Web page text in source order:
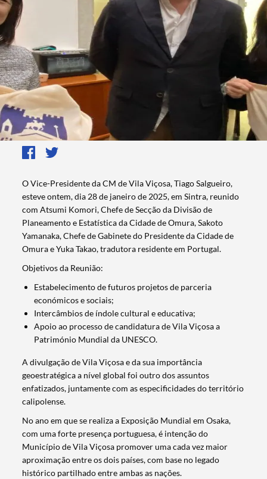
Termo de Pesquisa
O Vice-Presidente da CM de Vila Viçosa, Tiago Salgueiro,
esteve ontem, dia 28 de janeiro de 2025, em Sintra, reunido
com Atsumi Komori, Chefe de Secção da Divisão de
Planeamento e Estatística da Cidade de Omura, Sakoto
Yamanaka, Chefe de Gabinete do Presidente da Cidade de
Omura e Yuka Takao, tradutora residente em Portugal.
Objetivos da Reunião:
Estabelecimento de futuros projetos de parceria
económicos e sociais;
Intercâmbios de índole cultural e educativa;
Apoio ao processo de candidatura de Vila Viçosa a
Património Mundial da UNESCO.
A divulgação de Vila Viçosa e da sua importância
geoestratégica a nível global foi outro dos assuntos
enfatizados, juntamente com as especificidades do território
calipolense.
No ano em que se realiza a Exposição Mundial em Osaka,
com uma forte presença portuguesa, é intenção do
Município de Vila Viçosa promover uma cada vez maior
aproximação entre os dois países, com base no legado
histórico partilhado entre ambas as nações.